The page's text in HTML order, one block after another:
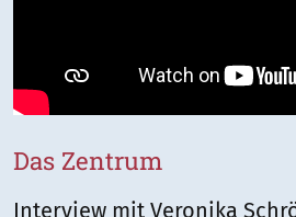
Das Zentrum
Interview mit Veronika